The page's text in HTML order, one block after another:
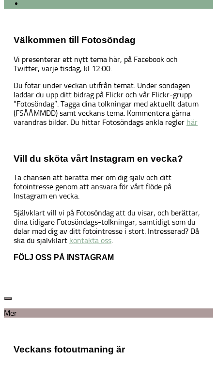
Välkommen till Fotosöndag
Vi presenterar ett nytt tema här, på Facebook och
Twitter, varje tisdag, kl 12:00.
Du fotar under veckan utifrån temat. Under söndagen
laddar du upp ditt bidrag på Flickr och vår Flickr-grupp
”Fotosöndag”. Tagga dina tolkningar med aktuellt datum
(FSÅÅMMDD) samt veckans tema. Kommentera gärna
varandras bilder. Du hittar Fotosöndags enkla regler här
Vill du sköta vårt Instagram en vecka?
Ta chansen att berätta mer om dig själv och ditt
fotointresse genom att ansvara för vårt flöde på
Instagram en vecka.
Självklart vill vi på Fotosöndag att du visar, och berättar,
dina tidigare Fotosöndags-tolkningar; samtidigt som du
delar med dig av ditt fotointresse i stort. Intresserad? Då
ska du självklart kontakta oss.
FÖLJ OSS PÅ INSTAGRAM
Mer
Veckans fotoutmaning är